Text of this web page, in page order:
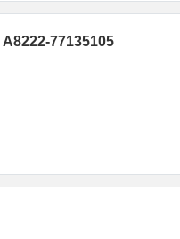
77135105